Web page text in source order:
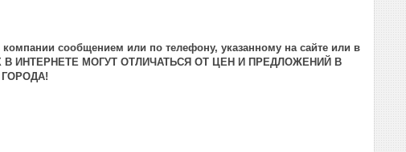
сообщением или по телефону, указанному на сайте или в
ИНТЕРНЕТЕ МОГУТ ОТЛИЧАТЬСЯ ОТ ЦЕН И ПРЕДЛОЖЕНИЙ В